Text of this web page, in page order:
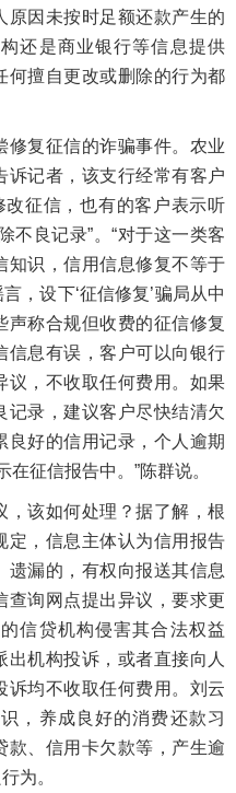
因未按时足额还款产生的
还是商业银行等信息提供
何擅自更改或删除的行为都
复征信的诈骗事件。农业
诉记者，该支行经常有客户
改征信，也有的客户表示听
不良记录”。“对于这一类客
知识，信用信息修复不等于
，设下‘征信修复’骗局从中
声称合规但收费的征信修复
信息有误，客户可以向银行
议，不收取任何费用。如果
记录，建议客户尽快结清欠
良好的信用记录，个人逾期
征信报告中。”陈群说。
该如何处理？据了解，根
定，信息主体认为信用报告
遗漏的，有权向报送其信息
查询网点提出异议，要求更
信贷机构侵害其合法权益
机构投诉，或者直接向人
诉均不收取任何费用。刘云
，养成良好的消费还款习
款、信用卡欠款等，产生逾
为。